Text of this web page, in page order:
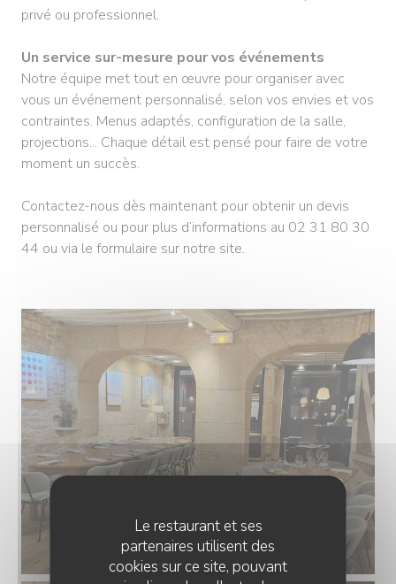
Le restaurant et ses
partenaires utilisent des
cookies sur ce site, pouvant
privé ou professionnel.
Un service sur-mesure pour vos événements
Notre équipe met tout en œuvre pour organiser avec
vous un événement personnalisé, selon vos envies et vos
contraintes. Menus adaptés, configuration de la salle,
projections... Chaque détail est pensé pour faire de votre
moment un succès.
Contactez-nous dès maintenant pour obtenir un devis
personnalisé ou pour plus d’informations au 02 31 80 30
44 ou via le formulaire sur notre site.